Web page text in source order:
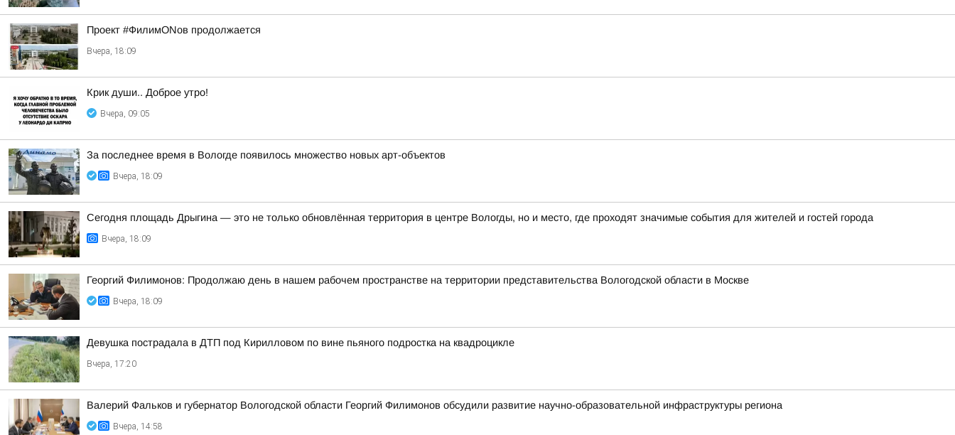
Проект #ФилимONов продолжается
Вчера, 18:09
Крик души.. Доброе утро!
Вчера, 09:05
За последнее время в Вологде появилось множество новых арт-объектов
Вчера, 18:09
Сегодня площадь Дрыгина — это не только обновлённая территория в центре Вологды, но и место, где проходят значимые события для жителей и гостей города
Вчера, 18:09
Георгий Филимонов: Продолжаю день в нашем рабочем пространстве на территории представительства Вологодской области в Москве
Вчера, 18:09
Девушка пострадала в ДТП под Кирилловом по вине пьяного подростка на квадроцикле
Вчера, 17:20
Валерий Фальков и губернатор Вологодской области Георгий Филимонов обсудили развитие научно-образовательной инфраструктуры региона
Вчера, 14:58